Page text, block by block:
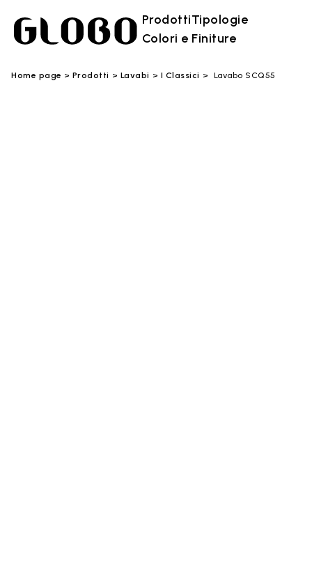
ProdottiTipologie
Colori e Finiture
Home page Prodotti Lavabi I Classici Lavabo SCQ55